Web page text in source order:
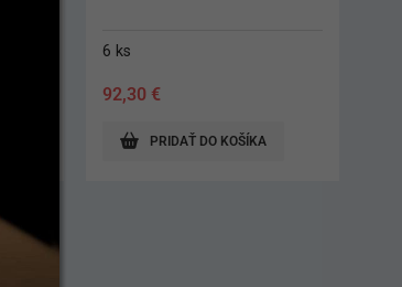
6 ks
57,80 €
PRIDAŤ DO KOŠÍKA